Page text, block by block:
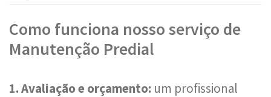
Como funciona nosso serviço de
Manutenção Predial
1. Avaliação e orçamento: um profissional